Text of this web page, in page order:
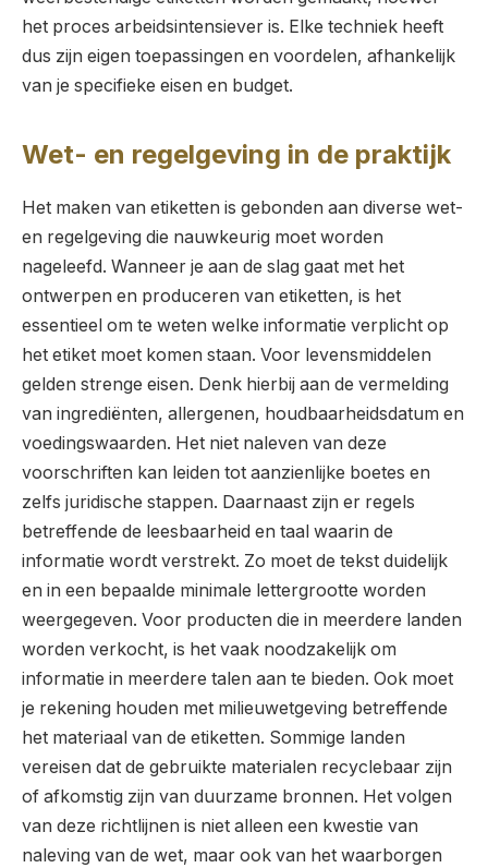
het proces arbeidsintensiever is. Elke techniek heeft
dus zijn eigen toepassingen en voordelen, afhankelijk
van je specifieke eisen en budget.
Wet- en regelgeving in de praktijk
Het maken van etiketten is gebonden aan diverse wet-
en regelgeving die nauwkeurig moet worden
nageleefd. Wanneer je aan de slag gaat met het
ontwerpen en produceren van etiketten, is het
essentieel om te weten welke informatie verplicht op
het etiket moet komen staan. Voor levensmiddelen
gelden strenge eisen. Denk hierbij aan de vermelding
van ingrediënten, allergenen, houdbaarheidsdatum en
voedingswaarden. Het niet naleven van deze
voorschriften kan leiden tot aanzienlijke boetes en
zelfs juridische stappen. Daarnaast zijn er regels
betreffende de leesbaarheid en taal waarin de
informatie wordt verstrekt. Zo moet de tekst duidelijk
en in een bepaalde minimale lettergrootte worden
weergegeven. Voor producten die in meerdere landen
worden verkocht, is het vaak noodzakelijk om
informatie in meerdere talen aan te bieden. Ook moet
je rekening houden met milieuwetgeving betreffende
het materiaal van de etiketten. Sommige landen
vereisen dat de gebruikte materialen recyclebaar zijn
of afkomstig zijn van duurzame bronnen. Het volgen
van deze richtlijnen is niet alleen een kwestie van
naleving van de wet, maar ook van het waarborgen